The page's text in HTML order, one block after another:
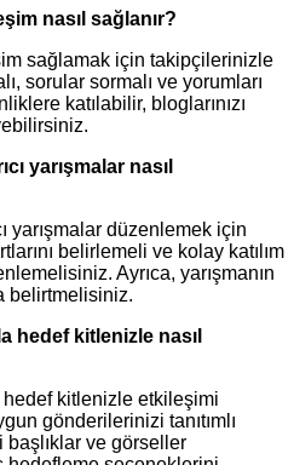
nasıl sağlanır?
sağlamak için takipçilerinizle
sorular sormalı ve yorumları
katılabilir, bloglarınızı
yarışmalar nasıl
yarışmalar düzenlemek için
belirlemeli ve kolay katılım
Ayrıca, yarışmanın
belirtmelisiniz.
hedef kitlenizle nasıl
kitlenizle etkileşimi
gönderilerinizi tanıtımlı
ve görseller